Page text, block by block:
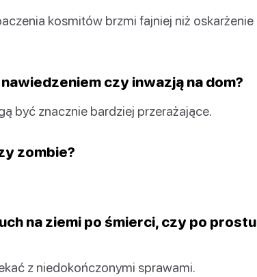
kosmitów brzmi fajniej niż
czy inwazją na dom?
być znacznie bardziej przerażające.
zombie?
na ziemi po śmierci, czy po prostu
z niedokończonymi sprawami.